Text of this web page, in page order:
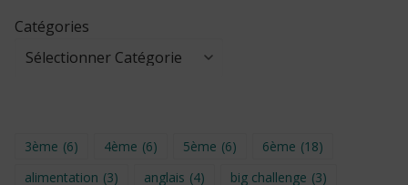
Catégories
3ème (6) 4ème (6) 5ème (6) 6ème (18)
alimentation (3) anglais (4) big challenge (3)